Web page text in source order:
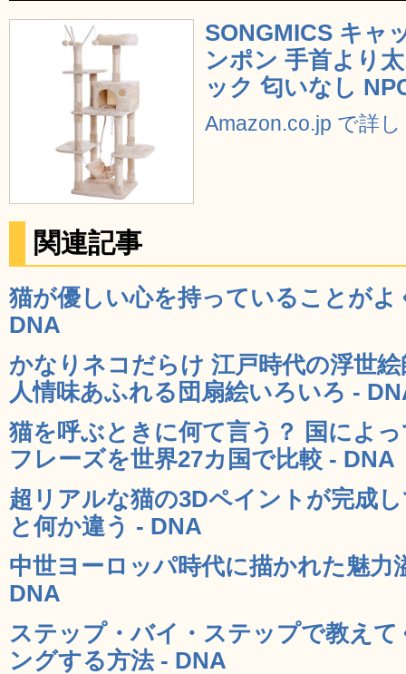
SONGMICS キャ
ンポン 手首より
ック 匂いなし
Amazon.co.jp で詳
関連記事
猫が優しい心を持っていることが
DNA
かなりネコだらけ 江戸時代の浮世
人情味あふれる団扇絵いろいろ -
猫を呼ぶときに何て言う？ 国によ
フレーズを世界27カ国で比較 - DNA
超リアルな猫の3Dペイントが完成
と何か違う - DNA
中世ヨーロッパ時代に描かれた魅力
DNA
ステップ・バイ・ステップで教え
ングする方法 - DNA